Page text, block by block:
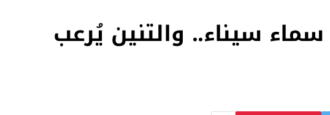
سيناء.. والتنين يُرعب